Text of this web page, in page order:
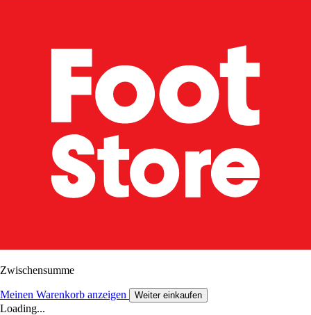
Zwischensumme
Meinen Warenkorb anzeigen Weiter einkaufen
Loading...